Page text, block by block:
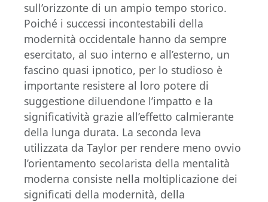
sull’orizzonte di un ampio tempo storico.
Poiché i successi incontestabili della
modernità occidentale hanno da sempre
esercitato, al suo interno e all’esterno, un
fascino quasi ipnotico, per lo studioso è
importante resistere al loro potere di
suggestione diluendone l’impatto e la
significatività grazie all’effetto calmierante
della lunga durata. La seconda leva
utilizzata da Taylor per rendere meno ovvio
l’orientamento secolarista della mentalità
moderna consiste nella moltiplicazione dei
significati della modernità, della